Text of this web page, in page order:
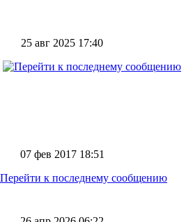
25 авг 2025 17:40
07 фев 2017 18:51